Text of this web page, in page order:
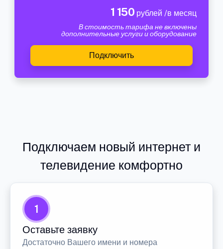
1 150 рублей /в месяц
В стоимость тарифа не включены
дополнительные услуги и оборудование
Подключить
Подключаем новый интернет и
телевидение комфортно
1
Оставьте заявку
Достаточно Вашего имени и номера